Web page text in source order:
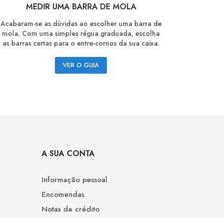
MEDIR UMA BARRA DE MOLA
Acabaram-se as dúvidas ao escolher uma barra de
mola. Com uma simples régua graduada, escolha
as barras certas para o entre-cornos da sua caixa.
VER O GUIA
A SUA CONTA
Informação pessoal
Encomendas
Notas de crédito